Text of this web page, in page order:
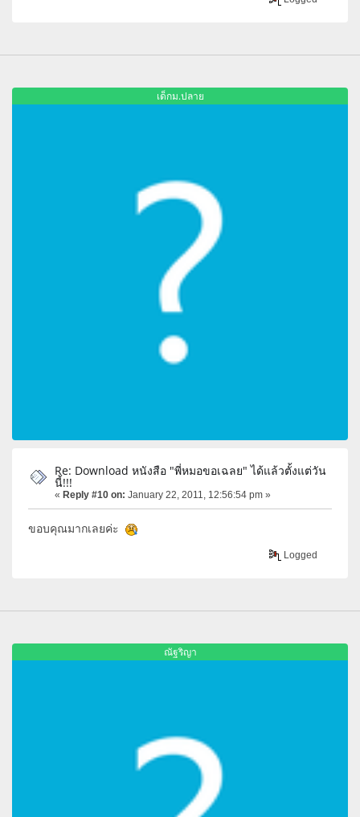
เด็กม.ปลาย
Re: Download หนังสือ "พี่หมอขอเฉลย" ได้แล้วตั้งแต่วัน
นี้!!!
« Reply #10 on: January 22, 2011, 12:56:54 pm »
ขอบคุณมากเลยค่ะ
Logged
ณัฐริญา